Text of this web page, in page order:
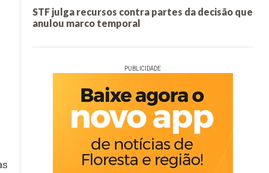
STF julga recursos contra partes da decisão que
anulou marco temporal
PUBLICIDADE